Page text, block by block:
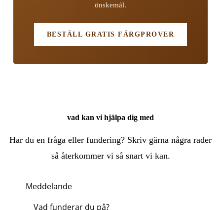
önskemål.
BESTÄLL GRATIS FÄRGPROVER
vad kan vi hjälpa dig med
Har du en fråga eller fundering? Skriv gärna några rader
så återkommer vi så snart vi kan.
Meddelande